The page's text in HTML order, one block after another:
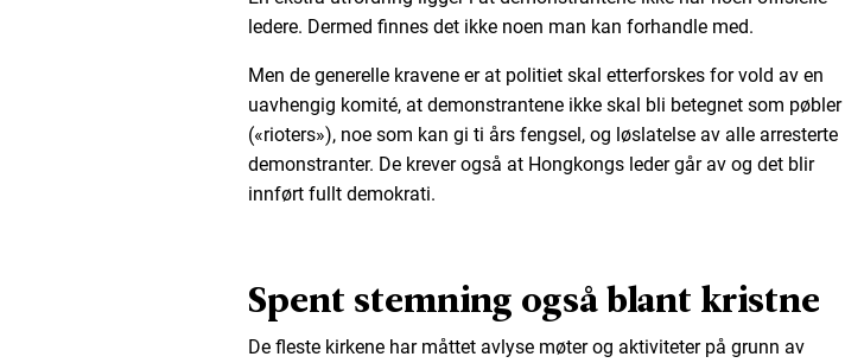
ledere. Dermed finnes det ikke noen man kan forhandle med.
Men de generelle kravene er at politiet skal etterforskes for vold av en
uavhengig komité, at demonstrantene ikke skal bli betegnet som pøbler
(«rioters»), noe som kan gi ti års fengsel, og løslatelse av alle arresterte
demonstranter. De krever også at Hongkongs leder går av og det blir
innført fullt demokrati.
Spent stemning også blant kristne
De fleste kirkene har måttet avlyse møter og aktiviteter på grunn av